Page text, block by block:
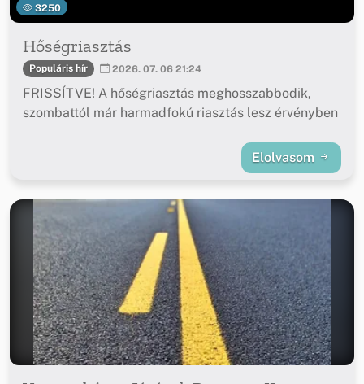
3250
Hőségriasztás
Populáris hír 2026. 07. 06 21:24
FRISSÍTVE! A hőségriasztás meghosszabbodik,
szombattól már harmadfokú riasztás lesz érvényben
Elolvasom